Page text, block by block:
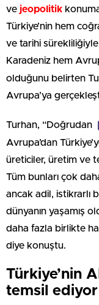
ve jeopolitik
Türkiye’nin hem
ve tarihi
Karadeniz hem
olduğunu belirten
Avrupa’ya
Turhan, “Doğrudan
Avrupa’dan
üreticiler, üretim ve
Tüm bunları çok
ancak adil, istikrarlı
dünyanın yaşamış
daha fazla birlikte
diye konuştu.
Türkiye’nin
temsil